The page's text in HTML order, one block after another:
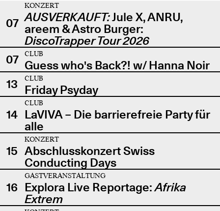
07
KONZERT
AUSVERKAUFT:Jule X, ANRU,
areem & Astro Burger:
DiscoTrapper Tour 2026
07
CLUB
Guess who's Back?! w/ Hanna Noir
13
CLUB
Friday Psyday
14
CLUB
LaVIVA – Die barrierefreie Party für
alle
15
KONZERT
Abschlusskonzert Swiss
Conducting Days
16
GASTVERANSTALTUNG
Explora Live Reportage:Afrika
Extrem